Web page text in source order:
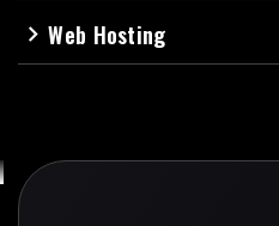
navigate_nextWeb Hosting